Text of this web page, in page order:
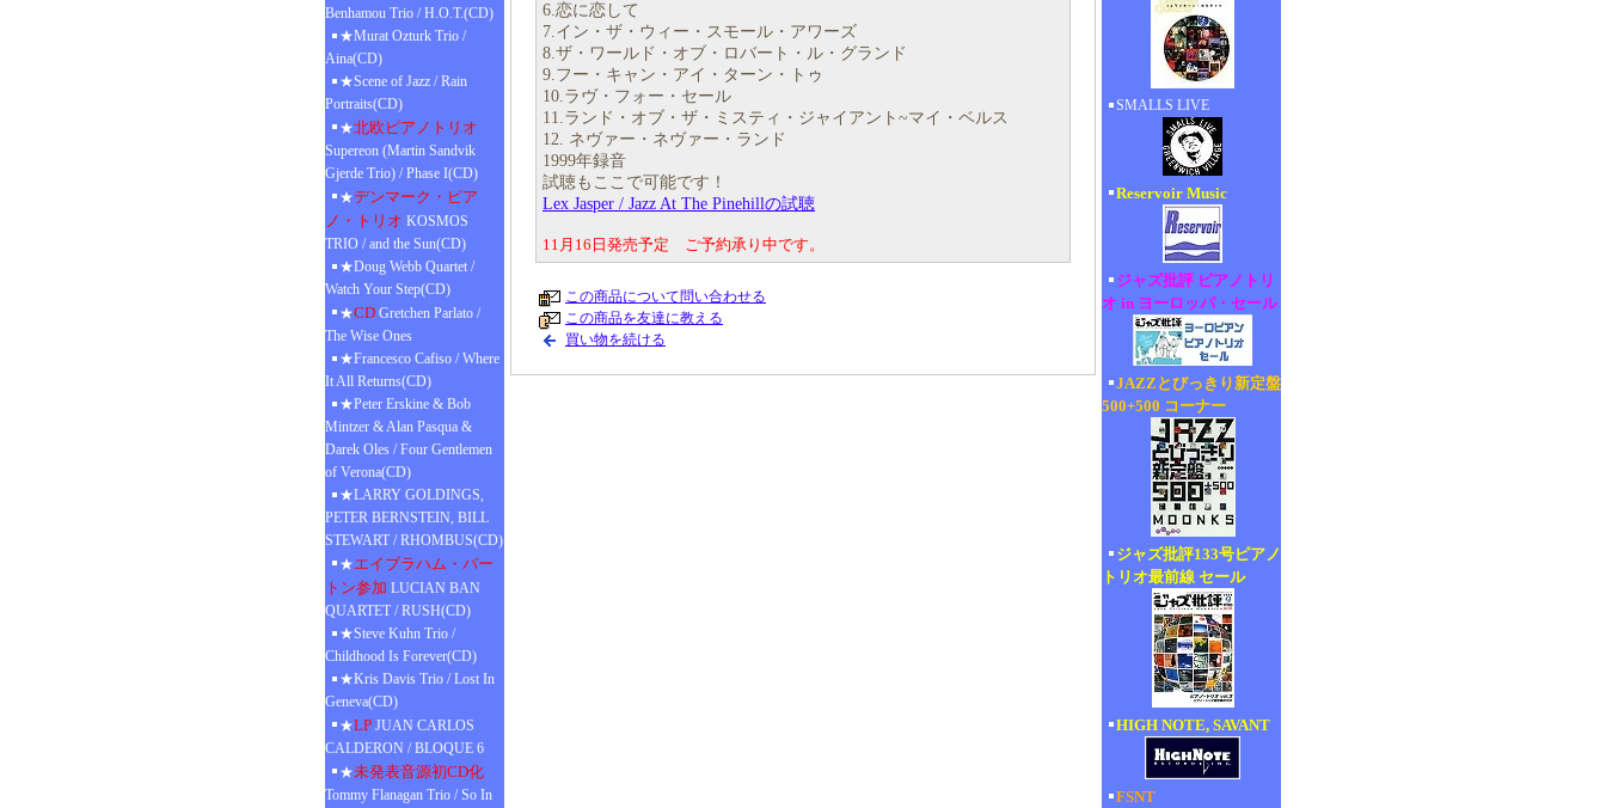
Benhamou Trio / H.O.T.(CD)
★Murat Ozturk Trio /
Aina(CD)
★Scene of Jazz / Rain
Portraits(CD)
★北欧ピアノトリオ
Supereon (Martin Sandvik
Gjerde Trio) / Phase I(CD)
★デンマーク・ピア
ノ・トリオ KOSMOS
TRIO / and the Sun(CD)
★Doug Webb Quartet /
Watch Your Step(CD)
★CD Gretchen Parlato /
The Wise Ones
★Francesco Cafiso / Where
It All Returns(CD)
★Peter Erskine & Bob
Mintzer & Alan Pasqua &
Darek Oles / Four Gentlemen
of Verona(CD)
★LARRY GOLDINGS,
PETER BERNSTEIN, BILL
STEWART / RHOMBUS(CD)
★エイブラハム・バー
トン参加 LUCIAN BAN
QUARTET / RUSH(CD)
★Steve Kuhn Trio /
Childhood Is Forever(CD)
★Kris Davis Trio / Lost In
Geneva(CD)
★LP JUAN CARLOS
CALDERON / BLOQUE 6
★未発表音源初CD化
Tommy Flanagan Trio / So In
6.恋に恋して
7.イン・ザ・ウィー・スモール・アワーズ
8.ザ・ワールド・オブ・ロバート・ル・グランド
9.フー・キャン・アイ・ターン・トゥ
10.ラヴ・フォー・セール
11.ランド・オブ・ザ・ミスティ・ジャイアント~マイ・ベルス
12. ネヴァー・ネヴァー・ランド
1999年録音
試聴もここで可能です！
Lex Jasper / Jazz At The Pinehillの試聴
11月16日発売予定 ご予約承り中です。
この商品について問い合わせる
この商品を友達に教える
買い物を続ける
SMALLS LIVE
Reservoir Music
ジャズ批評 ピアノトリ
オ in ヨーロッパ・セール
JAZZとびっきり新定盤
500+500 コーナー
ジャズ批評133号ピアノ
トリオ最前線 セール
HIGH NOTE, SAVANT
FSNT